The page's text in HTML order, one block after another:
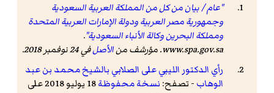
"عام / بيان من كل من المملكة العربية السعودية
وجمهورية مصر العربية ودولة الإمارات العربية المتحدة
ومملكة البحرين وكالة الأنباء السعودية".
www.spa.gov.sa. مؤرشف منالأصلفي 24 نوفمبر 2018
.
رأي الدكتور الليبي على الصلابي بالشيخ محمد بن عبد
الوهاب - تصفح: نسخة محفوظة
18 يوليو 2018 على